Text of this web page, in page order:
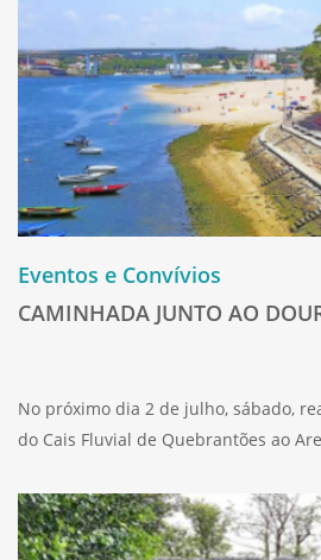
Eventos e Convívios
CAMINHADA JUNTO AO
No próximo dia 2 de julho, sábado,
do Cais Fluvial de Quebrantões ao